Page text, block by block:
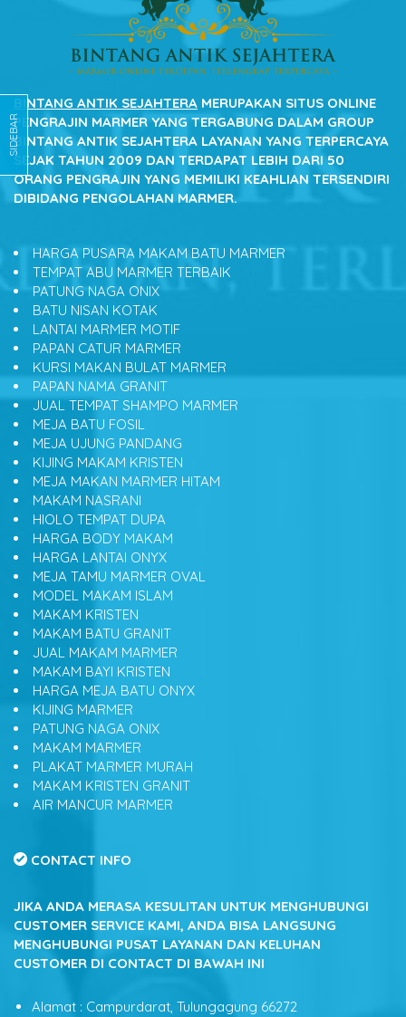
SIDEBAR
BINTANG ANTIK SEJAHTERA MERUPAKAN SITUS ONLINE
PENGRAJIN MARMER YANG TERGABUNG DALAM GROUP
BINTANG ANTIK SEJAHTERA LAYANAN YANG TERPERCAYA
SEJAK TAHUN 2009 DAN TERDAPAT LEBIH DARI 50
ORANG PENGRAJIN YANG MEMILIKI KEAHLIAN TERSENDIRI
DIBIDANG PENGOLAHAN MARMER.
HARGA PUSARA MAKAM BATU MARMER
TEMPAT ABU MARMER TERBAIK
PATUNG NAGA ONIX
BATU NISAN KOTAK
LANTAI MARMER MOTIF
PAPAN CATUR MARMER
KURSI MAKAN BULAT MARMER
PAPAN NAMA GRANIT
JUAL TEMPAT SHAMPO MARMER
MEJA BATU FOSIL
MEJA UJUNG PANDANG
KIJING MAKAM KRISTEN
MEJA MAKAN MARMER HITAM
MAKAM NASRANI
HIOLO TEMPAT DUPA
HARGA BODY MAKAM
HARGA LANTAI ONYX
MEJA TAMU MARMER OVAL
MODEL MAKAM ISLAM
MAKAM KRISTEN
MAKAM BATU GRANIT
JUAL MAKAM MARMER
MAKAM BAYI KRISTEN
HARGA MEJA BATU ONYX
KIJING MARMER
PATUNG NAGA ONIX
MAKAM MARMER
PLAKAT MARMER MURAH
MAKAM KRISTEN GRANIT
AIR MANCUR MARMER
CONTACT INFO
JIKA ANDA MERASA KESULITAN UNTUK MENGHUBUNGI
CUSTOMER SERVICE KAMI, ANDA BISA LANGSUNG
MENGHUBUNGI PUSAT LAYANAN DAN KELUHAN
CUSTOMER DI CONTACT DI BAWAH INI
Alamat : Campurdarat, Tulungagung 66272